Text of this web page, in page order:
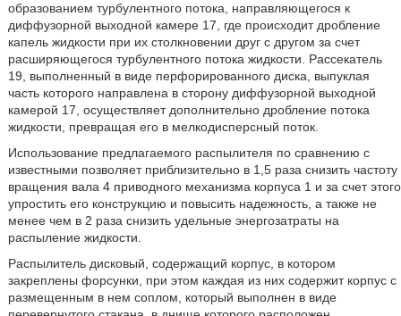
образованием турбулентного потока, направляющегося к
диффузорной выходной камере 17, где происходит дробление
капель жидкости при их столкновении друг с другом за счет
расширяющегося турбулентного потока жидкости. Рассекатель
19, выполненный в виде перфорированного диска, выпуклая
часть которого направлена в сторону диффузорной выходной
камерой 17, осуществляет дополнительно дробление потока
жидкости, превращая его в мелкодисперсный поток.
Использование предлагаемого распылителя по сравнению с
известными позволяет приблизительно в 1,5 раза снизить частоту
вращения вала 4 приводного механизма корпуса 1 и за счет этого
упростить его конструкцию и повысить надежность, а также не
менее чем в 2 раза снизить удельные энергозатраты на
распыление жидкости.
Распылитель дисковый, содержащий корпус, в котором
закреплены форсунки, при этом каждая из них содержит корпус с
размещенным в нем соплом, который выполнен в виде